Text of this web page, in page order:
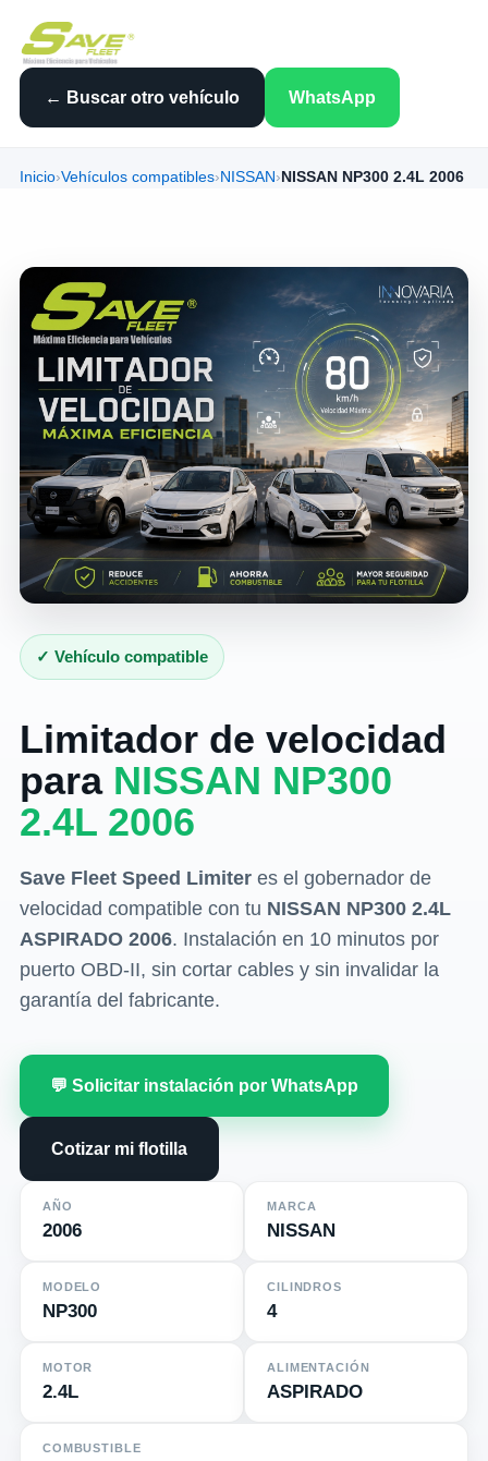
← Buscar otro vehículo WhatsApp
Inicio›Vehículos compatibles› NISSAN › NISSAN NP300 2.4L 2006
✓ Vehículo compatible
Limitador de velocidad
para NISSAN NP300
2.4L 2006
Save Fleet Speed Limiteres el gobernador de
velocidad compatible con tu NISSAN NP300 2.4L
ASPIRADO 2006. Instalación en 10 minutos por
puerto OBD-II, sin cortar cables y sin invalidar la
garantía del fabricante.
💬 Solicitar instalación por WhatsApp
Cotizar mi flotilla
AÑO
2006
MARCA
NISSAN
MODELO
NP300
CILINDROS
4
MOTOR
2.4L
ALIMENTACIÓN
ASPIRADO
COMBUSTIBLE